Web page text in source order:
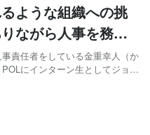
ような組織への挑
ながら人事を務め
責任者をしている金重幸人（か
にインターン生としてジョイ
める人事として活躍していま
ンターンをする魅...